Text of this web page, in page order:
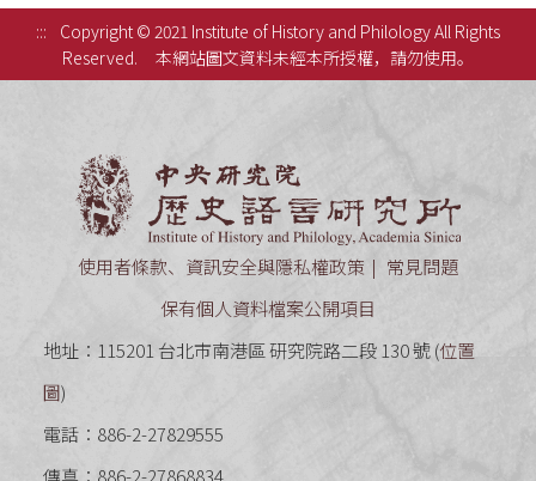
:::
Copyright © 2021 Institute of History and Philology All Rights
Reserved.
本網站圖文資料未經本所授權，請勿使用。
使用者條款、資訊安全與隱私權政策
常見問題
保有個人資料檔案公開項目
地址：115201 台北市南港區 研究院路二段 130 號 (位置
圖)
電話：886-2-27829555
傳真：886-2-27868834